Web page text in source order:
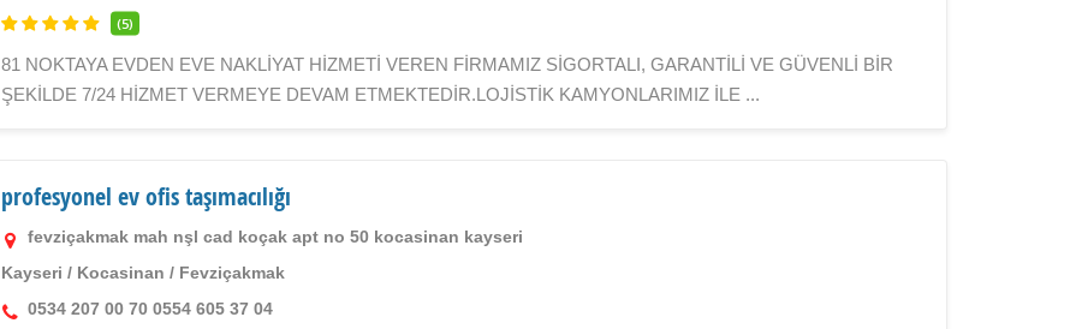
(5)
81 NOKTAYA EVDEN EVE NAKLİYAT HİZMETİ VEREN FİRMAMIZ SİGORTALI, GARANTİLİ VE GÜVENLİ BİR
ŞEKİLDE 7/24 HİZMET VERMEYE DEVAM ETMEKTEDİR.LOJİSTİK KAMYONLARIMIZ İLE ...
profesyonel ev ofis taşımacılığı
fevziçakmak mah nşl cad koçak apt no 50 kocasinan kayseri
Kayseri / Kocasinan / Fevziçakmak
0534 207 00 70 0554 605 37 04